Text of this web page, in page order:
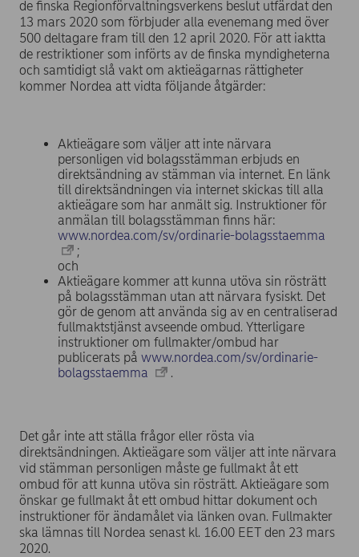
de finska Regionförvaltningsverkens beslut utfärdat den
13 mars 2020 som förbjuder alla evenemang med över
500 deltagare fram till den 12 april 2020. För att iaktta
de restriktioner som införts av de finska myndigheterna
och samtidigt slå vakt om aktieägarnas rättigheter
kommer Nordea att vidta följande åtgärder:
Aktieägare som väljer att inte närvara
personligen vid bolagsstämman erbjuds en
direktsändning av stämman via internet. En länk
till direktsändningen via internet skickas till alla
aktieägare som har anmält sig. Instruktioner för
anmälan till bolagsstämman finns här:
www.nordea.com/sv/ordinarie-bolagsstaemma
;
och
Aktieägare kommer att kunna utöva sin rösträtt
på bolagsstämman utan att närvara fysiskt. Det
gör de genom att använda sig av en centraliserad
fullmaktstjänst avseende ombud. Ytterligare
instruktioner om fullmakter/ombud har
publicerats på www.nordea.com/sv/ordinarie-
bolagsstaemma
.
Det går inte att ställa frågor eller rösta via
direktsändningen. Aktieägare som väljer att inte närvara
vid stämman personligen måste ge fullmakt åt ett
ombud för att kunna utöva sin rösträtt. Aktieägare som
önskar ge fullmakt åt ett ombud hittar dokument och
instruktioner för ändamålet via länken ovan. Fullmakter
ska lämnas till Nordea senast kl. 16.00 EET den 23 mars
2020.